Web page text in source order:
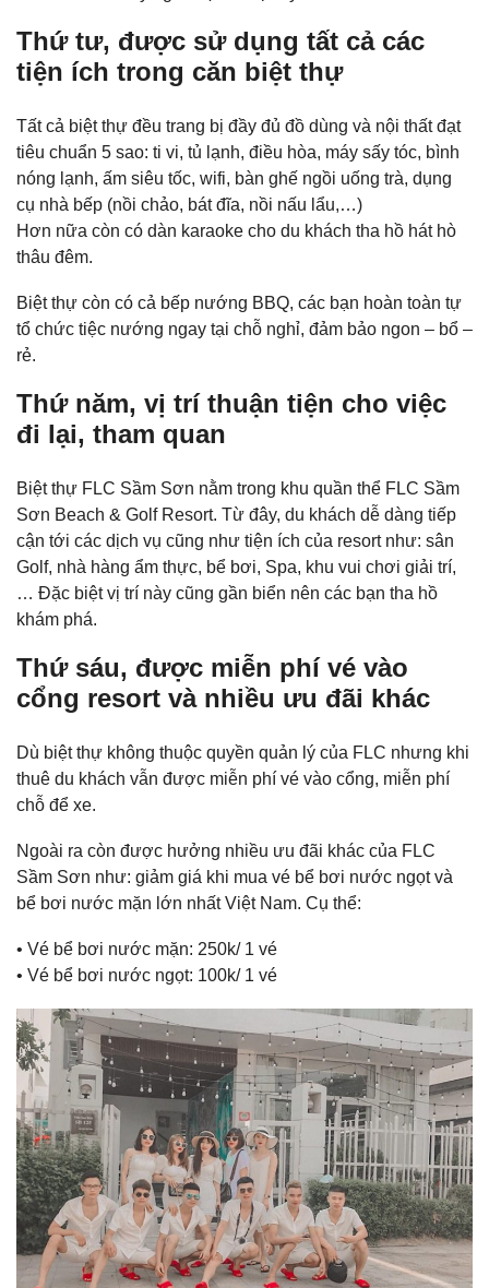
Thứ tư, được sử dụng tất cả các
tiện ích trong căn biệt thự
Tất cả biệt thự đều trang bị đầy đủ đồ dùng và nội thất đạt
tiêu chuẩn 5 sao: ti vi, tủ lạnh, điều hòa, máy sấy tóc, bình
nóng lạnh, ấm siêu tốc, wifi, bàn ghế ngồi uống trà, dụng
cụ nhà bếp (nồi chảo, bát đĩa, nồi nấu lẩu,…)
Hơn nữa còn có dàn karaoke cho du khách tha hồ hát hò
thâu đêm.
Biệt thự còn có cả bếp nướng BBQ, các bạn hoàn toàn tự
tổ chức tiệc nướng ngay tại chỗ nghỉ, đảm bảo ngon – bổ –
rẻ.
Thứ năm, vị trí thuận tiện cho việc
đi lại, tham quan
Biệt thự FLC Sầm Sơn nằm trong khu quần thể FLC Sầm
Sơn Beach & Golf Resort. Từ đây, du khách dễ dàng tiếp
cận tới các dịch vụ cũng như tiện ích của resort như: sân
Golf, nhà hàng ẩm thực, bể bơi, Spa, khu vui chơi giải trí,
… Đặc biệt vị trí này cũng gần biển nên các bạn tha hồ
khám phá.
Thứ sáu, được miễn phí vé vào
cổng resort và nhiều ưu đãi khác
Dù biệt thự không thuộc quyền quản lý của FLC nhưng khi
thuê du khách vẫn được miễn phí vé vào cổng, miễn phí
chỗ để xe.
Ngoài ra còn được hưởng nhiều ưu đãi khác của FLC
Sầm Sơn như: giảm giá khi mua vé bể bơi nước ngọt và
bể bơi nước mặn lớn nhất Việt Nam. Cụ thể:
• Vé bể bơi nước mặn: 250k/ 1 vé
• Vé bể bơi nước ngọt: 100k/ 1 vé